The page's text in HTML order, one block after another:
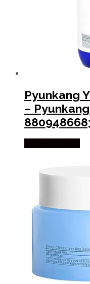
Pyunkang
–